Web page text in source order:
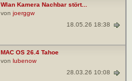
Wlan Kamera Nachbar stört...
von joerggw
18.05.26 18:38
MAC OS 26.4 Tahoe
von lubenow
28.03.26 10:08